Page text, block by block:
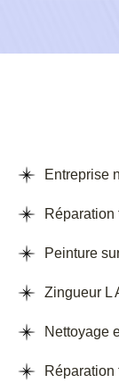
Entreprise
Réparation
Peinture
Zingueur L
Nettoyage
Réparation